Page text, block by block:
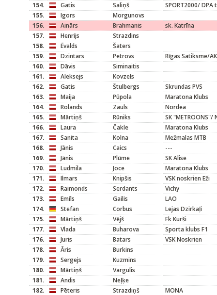
154. Gatis Saliņš
SPORT2000/
155.
Igors
Morgunovs
156.
Ainārs Brahmanis
sk. Katrīna
157.
Henrijs
Strazdins
158.
Ēvalds
Šaters
159.
Dzintars Petrovs
Rīgas Satiksme/
160.
Dāvis
Siminaitis
161.
Aleksejs
Kovzels
162.
Gatis Štulbergs
Skrundas PVS
163.
Maija Pūpola
Maratona Klubs
164.
Rolands Zauls
Nordea
165.
Mārtiņš Rūniks
SK "METROONS"/
166.
Laura Čakle
Maratona Klubs
167.
Sanita Kolna
Mežmalas MTB
168.
Jānis Caics
---
169.
Jānis Plūme
SK Alise
170.
Ludmila Joce
Maratona Klubs
171.
Ilmars Knipšis
VSK noskrien Eži
172.
Raimonds Serdants
Vichy
173.
Emīls Gailis
LAO
174.
Stefan Corbus
Lejas Dzirkaļi
175.
Mārtiņš Vējš
Fk Kurši
177.
Vlada Buharova
Sporta klubs F1
176.
Juris Batars
VSK Noskrien
178.
Āris
Burkins
179.
Sergejs
Kuzmins
180.
Mārtiņš
Vargulis
181.
Andis
Neļķe
182.
Pēteris Strazdiņš
MONA